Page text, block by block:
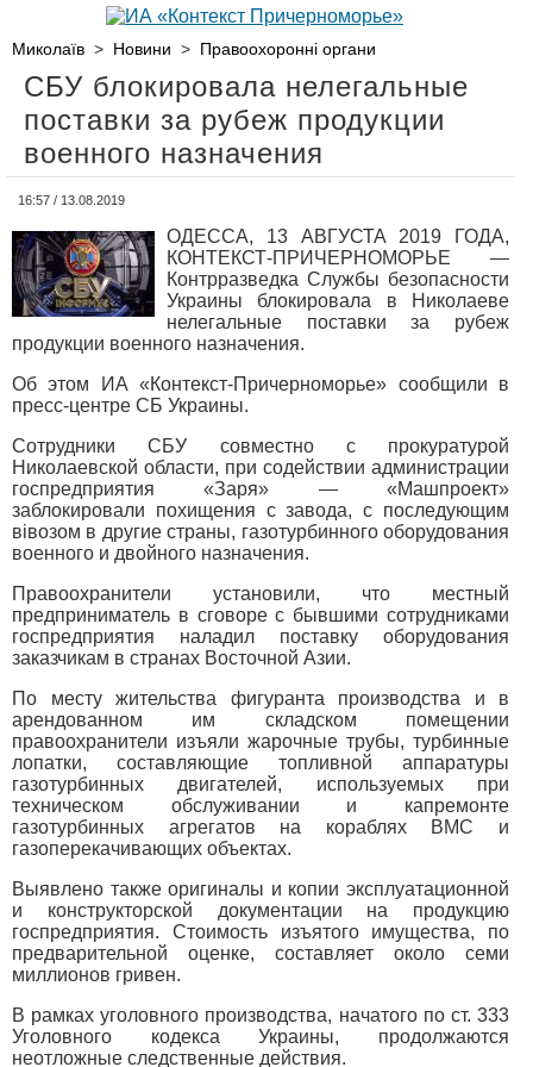
Миколаїв > Новини > Правоохоронні органи
СБУ блокировала нелегальные
поставки за рубеж продукции
военного назначения
16:57 / 13.08.2019
ОДЕССА, 13 АВГУСТА 2019 ГОДА,
КОНТЕКСТ-ПРИЧЕРНОМОРЬЕ —
Контрразведка Службы безопасности
Украины блокировала в Николаеве
нелегальные поставки за рубеж
продукции военного назначения.
Об этом ИА «Контекст-Причерноморье» сообщили в
пресс-центре СБ Украины.
Сотрудники СБУ совместно с прокуратурой
Николаевской области, при содействии администрации
госпредприятия «Заря» — «Машпроект»
заблокировали похищения с завода, с последующим
вівозом в другие страны, газотурбинного оборудования
военного и двойного назначения.
Правоохранители установили, что местный
предприниматель в сговоре с бывшими сотрудниками
госпредприятия наладил поставку оборудования
заказчикам в странах Восточной Азии.
По месту жительства фигуранта производства и в
арендованном им складском помещении
правоохранители изъяли жарочные трубы, турбинные
лопатки, составляющие топливной аппаратуры
газотурбинных двигателей, используемых при
техническом обслуживании и капремонте
газотурбинных агрегатов на кораблях ВМС и
газоперекачивающих объектах.
Выявлено также оригиналы и копии эксплуатационной
и конструкторской документации на продукцию
госпредприятия. Стоимость изъятого имущества, по
предварительной оценке, составляет около семи
миллионов гривен.
В рамках уголовного производства, начатого по ст. 333
Уголовного кодекса Украины, продолжаются
неотложные следственные действия.